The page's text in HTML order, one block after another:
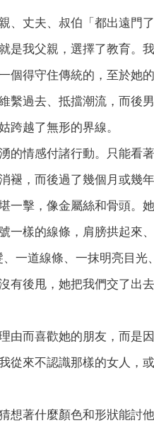
、丈夫、叔伯「都出遠門
是我父親，選擇了教育。
個得守住傳統的，至於她
繫過去、抵擋潮流，而後
跨越了無形的界線。
的情感付諸行動。只能看
褪，而後過了幾個月或幾
一擊，像金屬絲和骨頭。
一樣的線條，肩膀拱起來
一道線條、一抹明亮目
有後甩，她把我們交了出
由而喜歡她的朋友，而是
從來不認識那樣的女人，
想著什麼顏色和形狀能討